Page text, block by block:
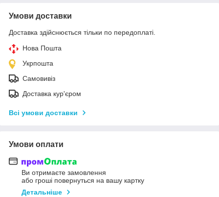
Умови доставки
Доставка здійснюється тільки по передоплаті.
Нова Пошта
Укрпошта
Самовивіз
Доставка кур'єром
Всі умови доставки
Умови оплати
Ви отримаєте замовлення
або гроші повернуться на вашу картку
Детальніше